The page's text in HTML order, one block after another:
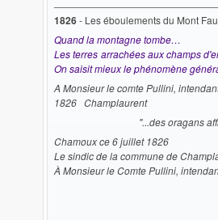
1826- Les éboulements du Mont
Quand la montagne tombe…
Les terres arrachées aux champs
On saisit mieux le phénomène
A Monsieur le comte Pullini,
1826 Champlaurent
"...des oragans
Chamoux ce 6 juillet 1826
Le sindic de la commune de
À Monsieur le Comte Pullini,